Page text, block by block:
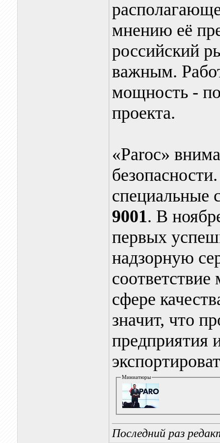
мнению её
российский
важным.
мощность -
проекта.
«Paroc»
специальные
9001. В
первых
надзорную
сфере
значит, что
предприятия
Миниатюры
Последний раз